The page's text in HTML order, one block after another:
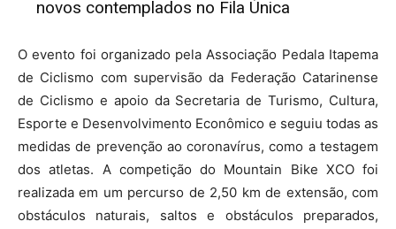
novos contemplados no Fila Única
O evento foi organizado pela Associação Pedala Itapema
de Ciclismo com supervisão da Federação Catarinense
de Ciclismo e apoio da Secretaria de Turismo, Cultura,
Esporte e Desenvolvimento Econômico e seguiu todas as
medidas de prevenção ao coronavírus, como a testagem
dos atletas. A competição do Mountain Bike XCO foi
realizada em um percurso de 2,50 km de extensão, com
obstáculos naturais, saltos e obstáculos preparados,